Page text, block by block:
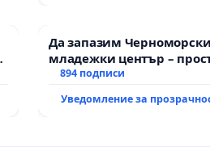
Да запазим
младежки център –
за младите на Варна
894 подписи
Уведомление за